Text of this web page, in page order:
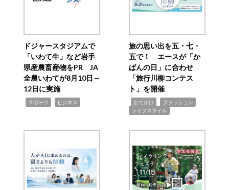
ドジャースタジアムで
「いわて牛」など岩手
県産農畜産物をPR JA
全農いわてが8月10日～
12日に実施
スポーツ ビジネス
旅の思い出を五・七・
五で！ エースが「か
ばんの日」に合わせ
「旅行川柳コンテス
ト」を開催
おでかけ ファッション
ライフスタイル